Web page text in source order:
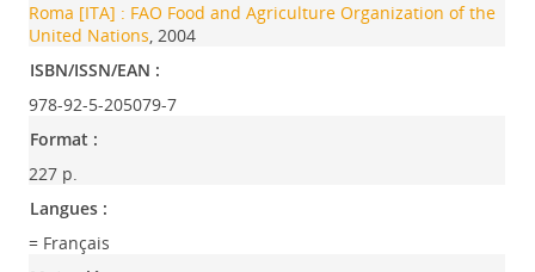
Roma [ITA] : FAO Food and Agriculture Organization of the
United Nations, 2004
ISBN/ISSN/EAN :
978-92-5-205079-7
Format :
227 p.
Langues :
= Français